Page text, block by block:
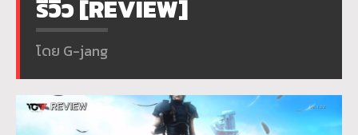
รีวิว [REVIEW]
โดย G-jang